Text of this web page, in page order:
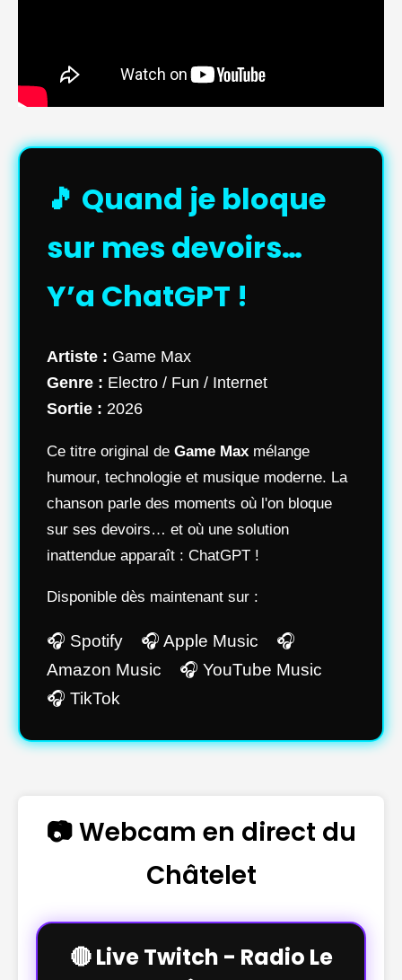
🎵 Quand je bloque
sur mes devoirs…
Y’a ChatGPT !
Artiste : Game Max
Genre : Electro / Fun / Internet
Sortie : 2026
Ce titre original de Game Max mélange
humour, technologie et musique moderne. La
chanson parle des moments où l'on bloque
sur ses devoirs… et où une solution
inattendue apparaît : ChatGPT !
Disponible dès maintenant sur :
🎧 Spotify 🎧 Apple Music 🎧
Amazon Music 🎧 YouTube Music
🎧 TikTok
📷 Webcam en direct du
Châtelet
🔴 Live Twitch - Radio Le